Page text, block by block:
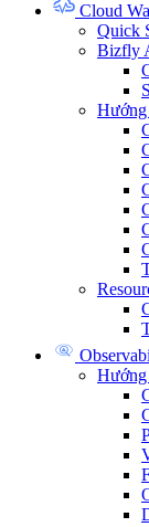
Cloud
Quick
Bizfly
Hướng
Hướng